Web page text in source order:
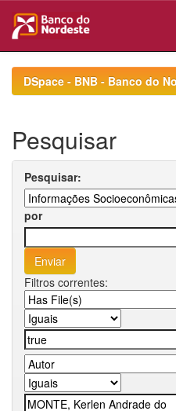
navigationDSpace - BNB - Banco do
Pesquisar
Pesquisar:
por
Filtros correntes: